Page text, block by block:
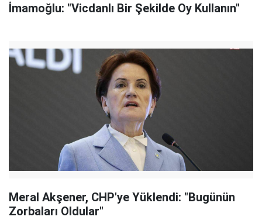
İmamoğlu: "Vicdanlı Bir Şekilde Oy Kullanın"
Meral Akşener, CHP'ye Yüklendi: "Bugünün
Zorbaları Oldular"